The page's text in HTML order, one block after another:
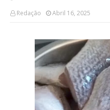
Redação Abril 16, 2025